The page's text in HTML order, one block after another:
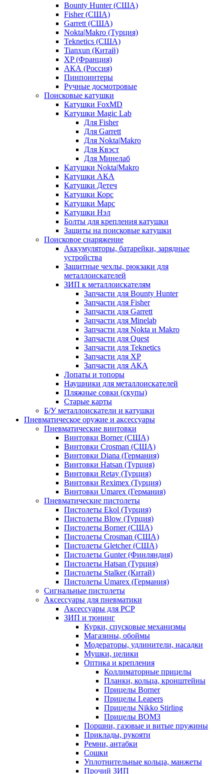
Bounty Hunter (США)
Fisher (США)
Garrett (США)
Nokta|Makro (Турция)
Teknetics (США)
Tianxun (Китай)
XP (Франция)
АКА (Россия)
Пинпоинтеры
Ручные досмотровые
Поисковые катушки
Катушки FoxMD
Катушки Magic Lab
Для Fisher
Для Garrett
Для Nokta|Makro
Для Квэст
Для Минелаб
Катушки Nokta|Makro
Катушки АКА
Катушки Детеч
Катушки Корс
Катушки Марс
Катушки Нэл
Болты для крепления катушки
Защиты на поисковые катушки
Поисковое снаряжение
Аккумуляторы, батарейки, зарядные
устройства
Защитные чехлы, рюкзаки для
металлоискателей
ЗИП к металлоискателям
Запчасти для Bounty Hunter
Запчасти для Fisher
Запчасти для Garrett
Запчасти для Minelab
Запчасти для Nokta и Makro
Запчасти для Quest
Запчасти для Teknetics
Запчасти для XP
Запчасти для АКА
Лопаты и топоры
Наушники для металлоискателей
Пляжные совки (скупы)
Старые карты
Б/У металлоискатели и катушки
Пневматическое оружие и аксессуары
Пневматические винтовки
Винтовки Borner (США)
Винтовки Crosman (США)
Винтовки Diana (Германия)
Винтовки Hatsan (Турция)
Винтовки Retay (Турция)
Винтовки Reximex (Турция)
Винтовки Umarex (Германия)
Пневматические пистолеты
Пистолеты Ekol (Турция)
Пистолеты Blow (Турция)
Пистолеты Borner (США)
Пистолеты Crosman (США)
Пистолеты Gletcher (США)
Пистолеты Gunter (Финляндия)
Пистолеты Hatsan (Турция)
Пистолеты Stalker (Китай)
Пистолеты Umarex (Германия)
Сигнальные пистолеты
Аксессуары для пневматики
Аксессуары для PCP
ЗИП и тюнинг
Курки, спусковые механизмы
Магазины, обоймы
Модераторы, удлинители, насадки
Мушки, целики
Оптика и крепления
Коллиматорные прицелы
Планки, кольца, кронштейны
Прицелы Borner
Прицелы Leapers
Прицелы Nikko Stirling
Прицелы ВОМЗ
Поршни, газовые и витые пружины
Приклады, рукояти
Ремни, антабки
Сошки
Уплотнительные кольца, манжеты
Прочий ЗИП